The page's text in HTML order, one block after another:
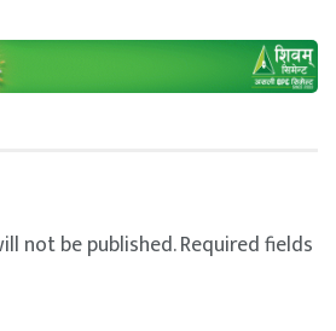
not be published.Required fields